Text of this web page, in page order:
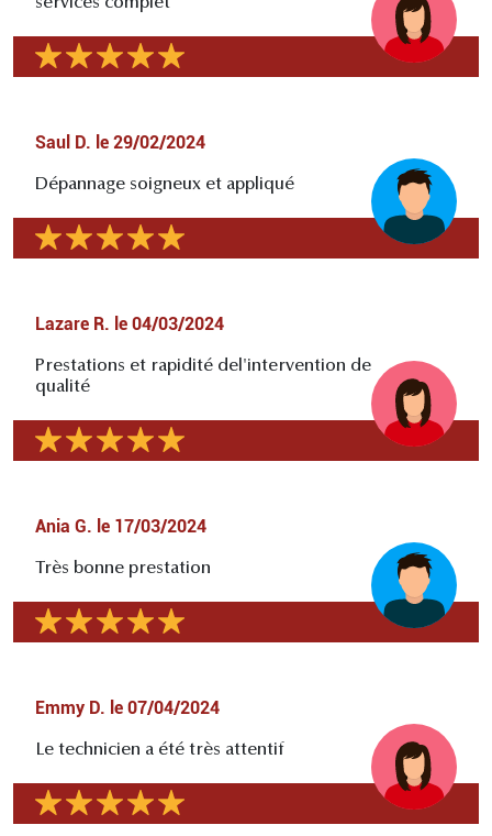
Saul D. le 29/02/2024
Dépannage soigneux et appliqué
Lazare R. le 04/03/2024
Prestations et rapidité del'intervention de
qualité
Ania G. le 17/03/2024
Très bonne prestation
Emmy D. le 07/04/2024
Le technicien a été très attentif